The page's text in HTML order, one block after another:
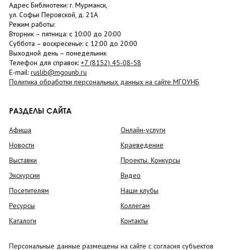
Адрес Библиотеки: г. Мурманск,
ул. Софьи Перовской, д. 21А
Режим работы:
Вторник – пятница: с 10:00 до 20:00
Суббота – воскресенье: c 12:00 до 20:00
Выходной день – понедельник
Телефон для справок: +7 (8152) 45-08-58
E-mail: ruslib@mgounb.ru
Политика обработки персональных данных на сайте МГОУНБ
РАЗДЕЛЫ САЙТА
Афиша
Новости
Выставки
Экскурсии
Посетителям
Ресурсы
Каталоги
Онлайн-услуги
Краеведение
Проекты. Конкурсы
Видео
Наши клубы
Коллегам
Контакты
Персональные данные размещены на сайте с согласия субъектов